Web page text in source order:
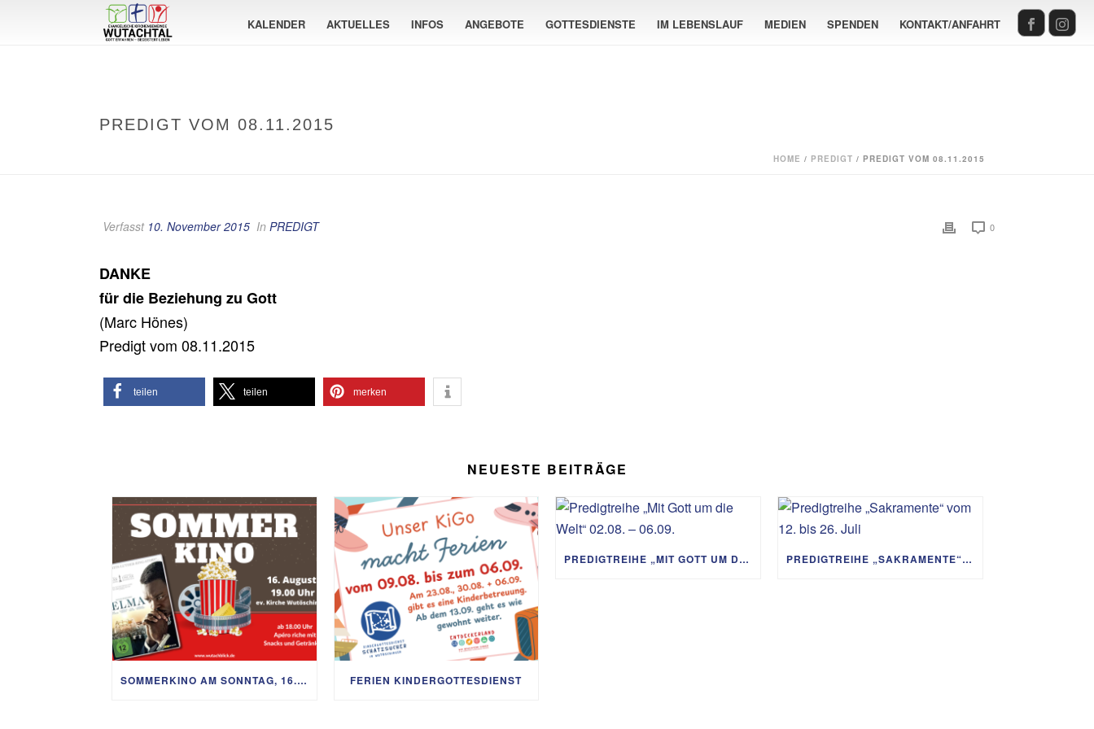
KALENDER AKTUELLES INFOS ANGEBOTE GOTTESDIENSTE IM LEBENSLAUF MEDIEN SPENDEN KONTAKT/ANFAHRT
PREDIGT VOM 08.11.2015
HOME / PREDIGT / PREDIGT VOM 08.11.2015
Verfasst 10. November 2015 In PREDIGT 0
DANKE
für die Beziehung zu Gott
(Marc Hönes)
Predigt vom 08.11.2015
teilen teilen merken
NEUESTE BEITRÄGE
SOMMERKINO AM SONNTAG, 16. AUGUST FERIEN KINDERGOTTESDIENST
PREDIGTREIHE „MIT GOTT UM DIE WELT“ 02.08. – 06.09. PREDIGTREIHE „SAKRAMENTE“ VOM 12. BIS 26. JULI